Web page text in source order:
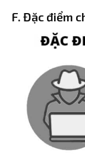
F. Đặc điểm